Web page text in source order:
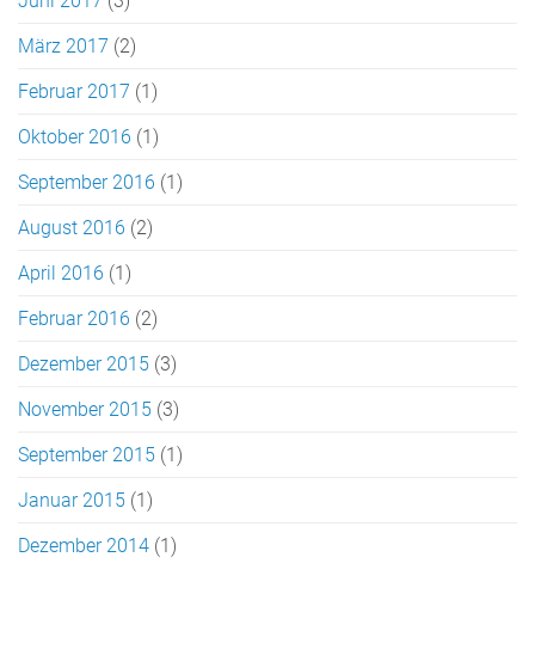
März 2017 (2)
Februar 2017 (1)
Oktober 2016 (1)
September 2016 (1)
August 2016 (2)
April 2016 (1)
Februar 2016 (2)
Dezember 2015 (3)
November 2015 (3)
September 2015 (1)
Januar 2015 (1)
Dezember 2014 (1)